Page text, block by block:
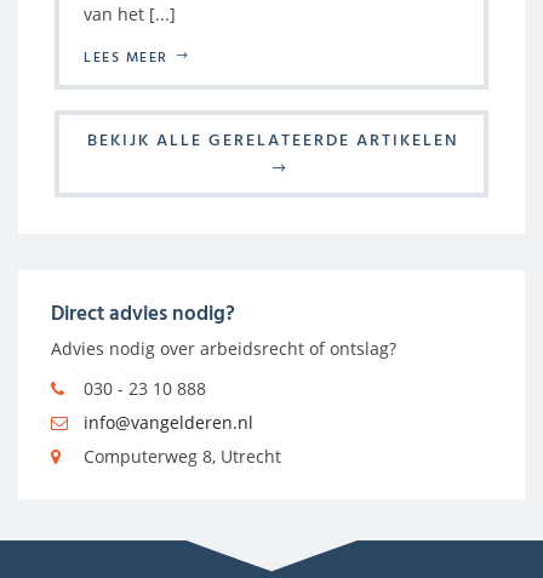
van het [...]
LEES MEER
BEKIJK ALLE GERELATEERDE ARTIKELEN
Direct advies nodig?
Advies nodig over arbeidsrecht of ontslag?
030 - 23 10 888
info@vangelderen.nl
Computerweg 8, Utrecht